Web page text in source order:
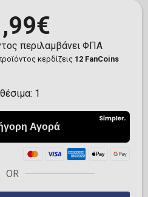
περιλαμβάνει ΦΠΑ
κερδίζεις 12 FanCoins
1
OR